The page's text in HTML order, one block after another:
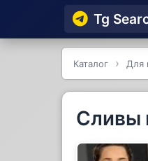
Tg
Каталог Для
Сливы